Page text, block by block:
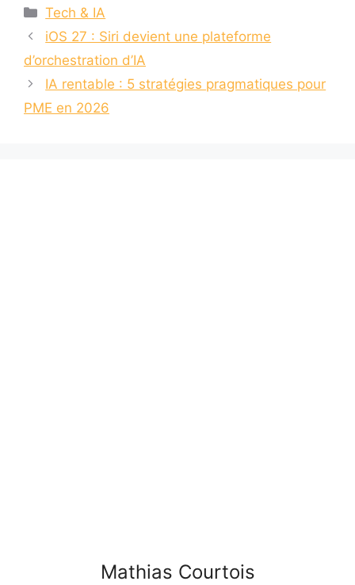
Catégories
Tech & IA
iOS 27 : Siri devient une plateforme
d’orchestration d’IA
IA rentable : 5 stratégies pragmatiques pour
PME en 2026
Mathias Courtois